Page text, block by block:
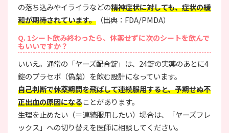
の落ち込みやイライラなどの精神症状に対しても、症状の緩
和が期待されています。 （出典：FDA/PMDA）
Q. 1シート飲み終わったら、休薬せずに次のシートを飲んで
もいいですか？
いいえ。通常の「ヤーズ配合錠」は、24錠の実薬のあとに4
錠のプラセボ（偽薬）を飲む設計になっています。
自己判断で休薬期間を飛ばして連続服用すると、予期せぬ不
正出血の原因になることがあります。
生理を止めたい（＝連続服用したい）場合は、「ヤーズフレ
ックス」への切り替えを医師に相談してください。